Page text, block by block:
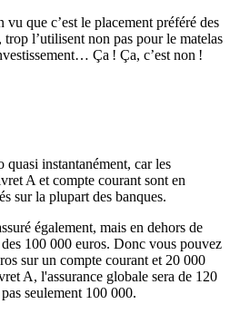
que c’est le placement préféré des
l’utilisent non pas pour le matelas
Ça ! Ça, c’est non !
quasi instantanément, car les
A et compte courant sont en
sur la plupart des banques.
également, mais en dehors de
des 100 000 euros. Donc vous pouvez
sur un compte courant et 20 000
A, l'assurance globale sera de 120
seulement 100 000.